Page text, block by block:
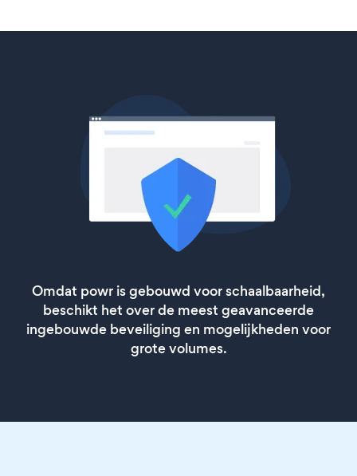
Omdat powr is gebouwd voor schaalbaarheid,
beschikt het over de meest geavanceerde
ingebouwde beveiliging en mogelijkheden voor
grote volumes.